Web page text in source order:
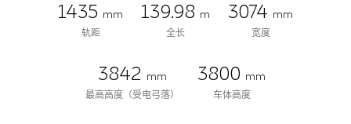
1435 mm
轨距
139.98 m
全长
3074 mm
宽度
3842
mm
最高高度（受电弓落）
3800 mm
车体高度